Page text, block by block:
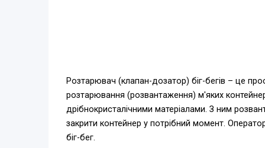
Розтарювач (клапан-дозатор) біг-бегів – це
розтарювання (розвантаження) м'яких
дрібнокристалічними матеріалами. З ним
закрити контейнер у потрібний момент.
біг-бег.